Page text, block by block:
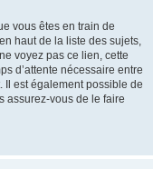
vous êtes en train de
haut de la liste des sujets,
voyez pas ce lien, cette
d’attente nécessaire entre
Il est également possible de
assurez-vous de le faire